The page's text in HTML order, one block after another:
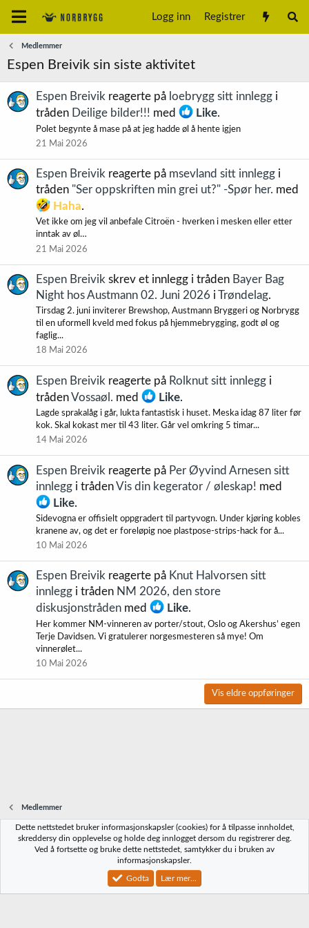
Logg inn Registrer
Medlemmer
Espen Breivik sin siste aktivitet
Espen Breivik reagerte på loebrygg sitt innlegg i
tråden Deilige bilder!!! med Like.
Polet begynte å mase på at jeg hadde øl å hente igjen
21 Mai 2026
Espen Breivik reagerte på msevland sitt innlegg i
tråden "Ser oppskriften min grei ut?" -Spør her. med
Haha.
Vet ikke om jeg vil anbefale Citroën - hverken i mesken eller etter
inntak av øl…
21 Mai 2026
Espen Breivik skrev et innlegg i tråden Bayer Bag
Night hos Austmann 02. Juni 2026 i Trøndelag.
Tirsdag 2. juni inviterer Brewshop, Austmann Bryggeri og Norbrygg
til en uformell kveld med fokus på hjemmebrygging, godt øl og
faglig...
18 Mai 2026
Espen Breivik reagerte på Rolknut sitt innlegg i
trådenVossaøl. med Like.
Lagde sprakalåg i går, lukta fantastisk i huset. Meska idag 87 liter før
kok. Skal kokast mer til 43 liter. Går vel omkring 5 timar...
14 Mai 2026
Espen Breivik reagerte på Per Øyvind Arnesen sitt
innlegg i trådenVis din kegerator / øleskap! med
Like.
Sidevogna er offisielt oppgradert til partyvogn. Under kjøring kobles
kranene av, og det er foreløpig noe plastpose-strips-hack for å...
10 Mai 2026
Espen Breivik reagerte på Knut Halvorsen sitt
innlegg i tråden NM 2026, den store
diskusjonstråden med Like.
Her kommer NM-vinneren av porter/stout, Oslo og Akershus’ egen
Terje Davidsen. Vi gratulerer norgesmesteren så mye! Om
vinnerølet...
10 Mai 2026
Vis eldre oppføringer
Medlemmer
Norbrygg-default
Vilkår og regler Personvernregler
Community platform by XenForo® © 2010-2023 XenForo Ltd.
Dette nettstedet bruker informasjonskapsler (cookies) for å tilpasse innholdet,
skreddersy din opplevelse og holde deg innlogget dersom du registrerer deg.
Ved å fortsette og bruke dette nettstedet, samtykker du i bruken av
informasjonskapsler.
Godta Lær mer...